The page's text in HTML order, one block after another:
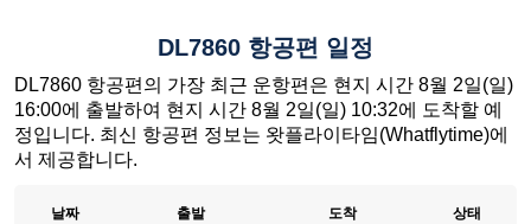
DL7860 항공편 일정
DL7860 항공편의 가장 최근 운항편은 현지 시간 8월 2일(일)
16:00에 출발하여 현지 시간 8월 2일(일) 10:32에 도착할 예
정입니다. 최신 항공편 정보는 왓플라이타임(Whatflytime)에
서 제공합니다.
날짜 출발 도착 상태